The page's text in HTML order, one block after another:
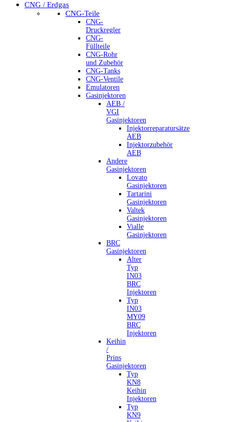
CNG / Erdgas
CNG-Teile
CNG-
Druckregler
CNG-
Füllteile
CNG-Rohr
und Zubehör
CNG-Tanks
CNG-Ventile
Emulatoren
Gasinjektoren
AEB /
VGI
Gasinjektoren
Injektorreparatursätze
AEB
Injektorzubehör
AEB
Andere
Gasinjektoren
Lovato
Gasinjektoren
Tartarini
Gasinjektoren
Valtek
Gasinjektoren
Vialle
Gasinjektoren
BRC
Gasinjektoren
Alter
Typ
IN03
BRC
Injektoren
Typ
IN03
MY09
BRC
Injektoren
Keihin
/
Prins
Gasinjektoren
Typ
KN8
Keihin
Injektoren
Typ
KN9